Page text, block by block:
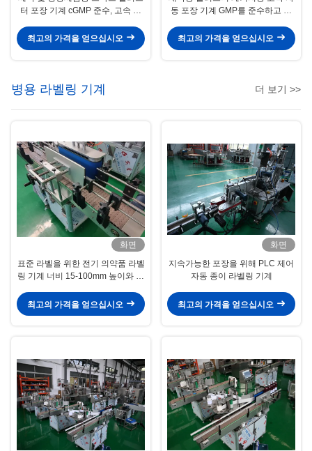
터 포장 기계 cGMP 준수, 고속 자
최고의 가격을 얻으십시오
동 포장 기계 GMP를 준수하고 친
최고의 가격을 얻으십시오
병용 라벨링 기계 더 보기 >>
화면
표준 라벨을 위한 전기 의약품 라벨
링 기계 너비 15-100mm 높이와 길
최고의 가격을 얻으십시오
화면
지속가능한 포장을 위해 PLC 제어
자동 종이 라벨링 기계
최고의 가격을 얻으십시오